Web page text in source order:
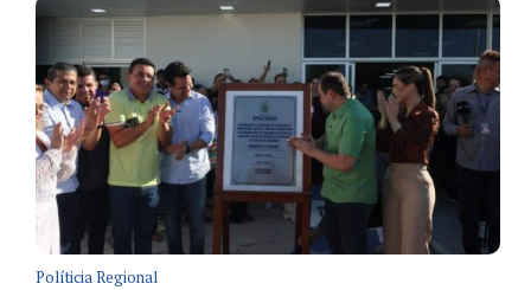
Políticia Regional